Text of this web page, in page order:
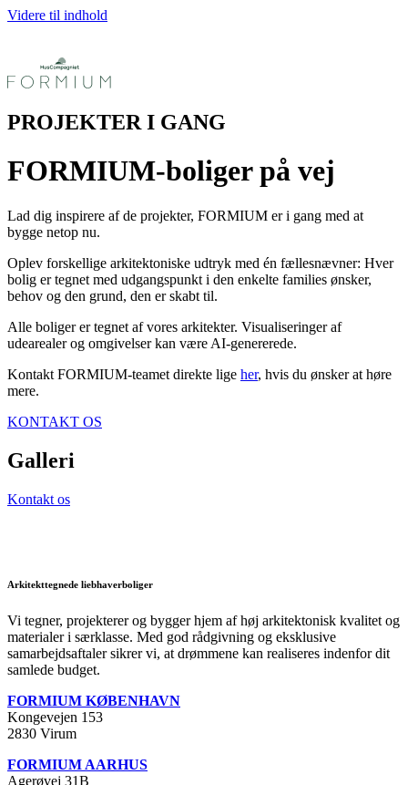
Videre til indhold
PROJEKTER I GANG
FORMIUM-boliger på vej
Lad dig inspirere af de projekter, FORMIUM er i gang med at
bygge netop nu.
Oplev forskellige arkitektoniske udtryk med én fællesnævner: Hver
bolig er tegnet med udgangspunkt i den enkelte families ønsker,
behov og den grund, den er skabt til.
Alle boliger er tegnet af vores arkitekter. Visualiseringer af
udearealer og omgivelser kan være AI-genererede.
Kontakt FORMIUM-teamet direkte lige her, hvis du ønsker at høre
mere.
KONTAKT OS
Galleri
Kontakt os
Arkitekttegnede liebhaverboliger
Vi tegner, projekterer og bygger hjem af høj arkitektonisk kvalitet og
materialer i særklasse. Med god rådgivning og eksklusive
samarbejdsaftaler sikrer vi, at drømmene kan realiseres indenfor dit
samlede budget.
FORMIUM KØBENHAVN
Kongevejen 153
2830 Virum
FORMIUM AARHUS
Agerøvej 31B